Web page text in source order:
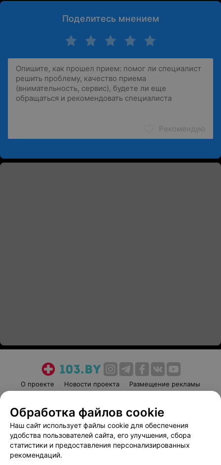
Поделитесь мнением
Рекомендую
О проекте Новости проекта
Размещение рекламы
Пользовательское соглашение
Способы оплаты
Вакансии
Партнеры
Написать руководителю 103.by
Обработка файлов cookie
Наш сайт использует файлы cookie для обеспечения
удобства пользователей сайта, его улучшения, сбора
статистики и предоставления персонализированных
рекомендаций.